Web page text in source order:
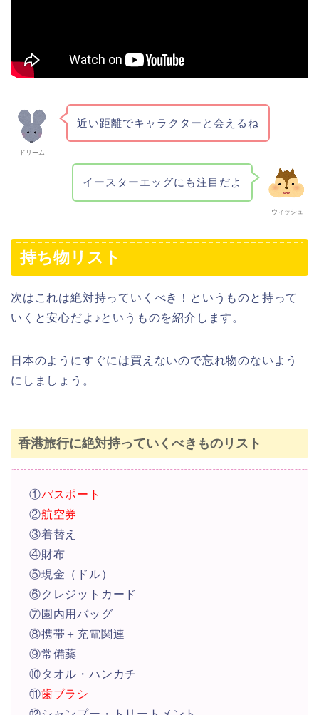
ドリーム
近い距離でキャラクターと会えるね
ウィッシュ
イースターエッグにも注目だよ
持ち物リスト
次はこれは絶対持っていくべき！というものと持って
いくと安心だよ♪というものを紹介します。
日本のようにすぐには買えないので忘れ物のないよう
にしましょう。
香港旅行に絶対持っていくべきものリスト
①パスポート
②航空券
③着替え
④財布
⑤現金（ドル）
⑥クレジットカード
⑦園内用バッグ
⑧携帯＋充電関連
⑨常備薬
⑩タオル・ハンカチ
⑪歯ブラシ